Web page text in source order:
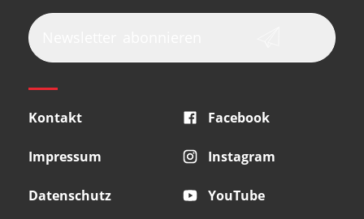
Kontakt
Impressum
Datenschutz
Facebook
Instagram
YouTube